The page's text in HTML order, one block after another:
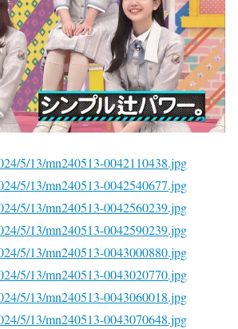
5/13/mn240513-0042110438.jpg
5/13/mn240513-0042540677.jpg
5/13/mn240513-0042560239.jpg
5/13/mn240513-0042590239.jpg
5/13/mn240513-0043000880.jpg
5/13/mn240513-0043020770.jpg
5/13/mn240513-0043060018.jpg
5/13/mn240513-0043070648.jpg